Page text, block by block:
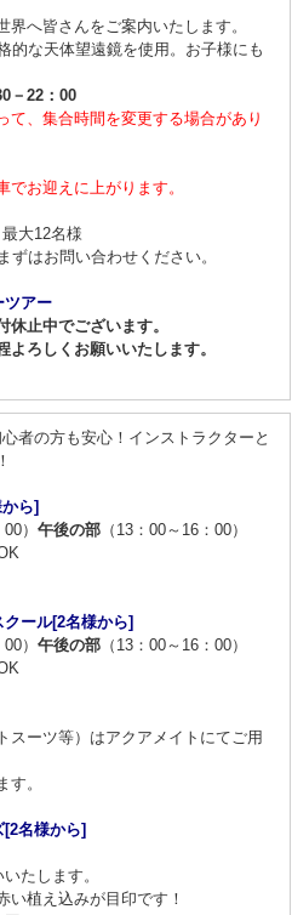
へ皆さんをご案内いたします。
的な天体望遠鏡を使用。お子様にも
－22：00
、集合時間を変更する場合があり
お迎えに上がります。
大12名様
はお問い合わせください。
ツアー
止中でございます。
ろしくお願いいたします。
者の方も安心！インストラクターと
ら]
） 午後の部 （13：00～16：00）
ール[2名様から]
） 午後の部 （13：00～16：00）
ーツ等）はアクアメイトにてご用
。
名様から]
たします。
植え込みが目印です！